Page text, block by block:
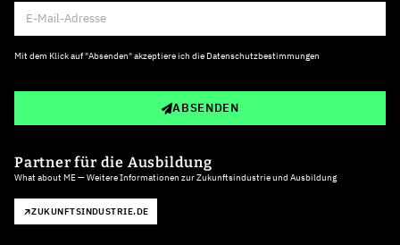
Mit dem Klick auf "Absenden" akzeptiere ich die Datenschutzbestimmungen
ABSENDEN
Partner für die Ausbildung
What about ME — Weitere Informationen zur Zukunftsindustrie und Ausbildung
ZUKUNFTSINDUSTRIE.DE